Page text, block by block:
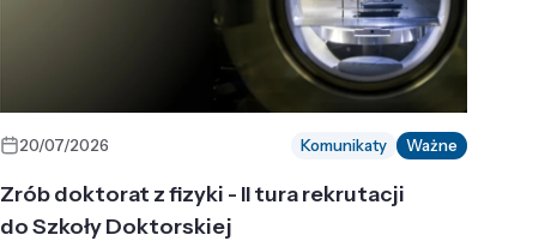
20/07/2026 Komunikaty Ważne
Zrób doktorat z fizyki - II tura rekrutacji
do Szkoły Doktorskiej